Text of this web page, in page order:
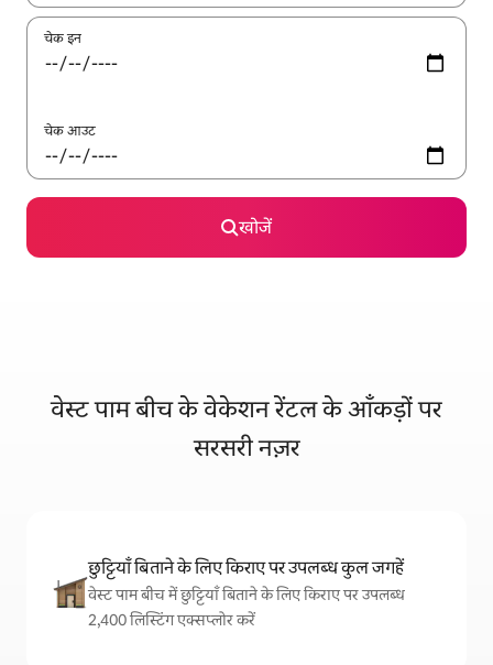
चेक इन
चेक आउट
खोजें
वेस्ट पाम बीच के वेकेशन रेंटल के आँकड़ों पर
सरसरी नज़र
छुट्टियाँ बिताने के लिए किराए पर उपलब्ध कुल जगहें
वेस्ट पाम बीच में छुट्टियाँ बिताने के लिए किराए पर उपलब्ध
2,400 लिस्टिंग एक्सप्लोर करें